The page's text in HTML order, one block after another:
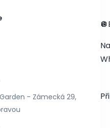
- Zámecká 29,